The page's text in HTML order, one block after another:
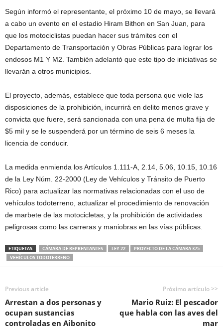
Según informó el representante, el próximo 10 de mayo, se llevará
a cabo un evento en el estadio Hiram Bithon en San Juan, para
que los motociclistas puedan hacer sus trámites con el
Departamento de Transportación y Obras Públicas para lograr los
endosos M1 Y M2. También adelantó que este tipo de iniciativas se
llevarán a otros municipios.
El proyecto, además, establece que toda persona que viole las
disposiciones de la prohibición, incurrirá en delito menos grave y
convicta que fuere, será sancionada con una pena de multa fija de
$5 mil y se le suspenderá por un término de seis 6 meses la
licencia de conducir.
La medida enmienda los Artículos 1.111-A, 2.14, 5.06, 10.15, 10.16
de la Ley Núm. 22-2000 (Ley de Vehículos y Tránsito de Puerto
Rico) para actualizar las normativas relacionadas con el uso de
vehículos todoterreno, actualizar el procedimiento de renovación
de marbete de las motocicletas, y la prohibición de actividades
peligrosas como las carreras y maniobras en las vías públicas.
ETIQUETAS CÁMARA DE REPRENTANTES LEY 22
PROYECTO DE LA CÁMARA 375
VEHÍCULOS TODOTERRENO
Previous article
Arrestan a dos personas y
ocupan sustancias
controladas en Aibonito
Próximo artículo >>
Mario Ruiz: El pescador
que habla con las aves del
mar